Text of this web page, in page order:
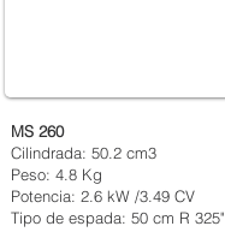
MS 260
Cilindrada: 50.2 cm3
Peso: 4.8 Kg
Potencia: 2.6 kW /3.49 CV
Tipo de espada: 50 cm R 325"